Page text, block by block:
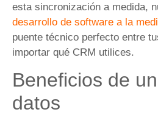
esta sincronización a medida,
desarrollo de software a la
puente técnico perfecto entre
importar qué CRM utilices.
Beneficios de
datos